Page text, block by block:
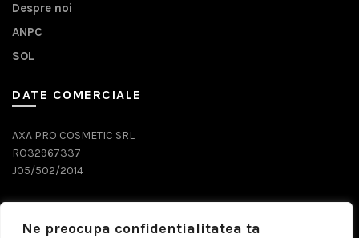
Ne preocupa confidentialitatea ta
Despre noi
ANPC
SOL
DATE COMERCIALE
AXA PRO COSMETIC SRL
RO32967337
J05/502/2014